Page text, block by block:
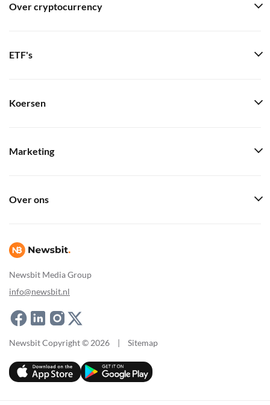
Newsbit Media Group
info@newsbit.nl
Over cryptocurrency
ETF's
Koersen
Marketing
Over ons
Newsbit Copyright © 2026 | Sitemap